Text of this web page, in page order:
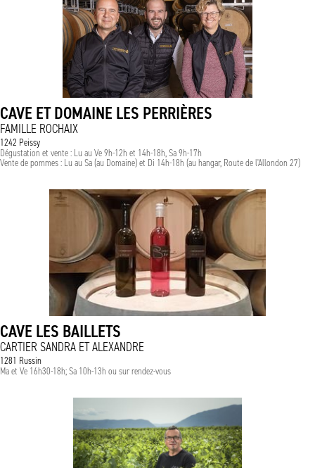
CAVE ET DOMAINE LES PERRIÈRES
FAMILLE ROCHAIX
1242 Peissy
Dégustation et vente : Lu au Ve 9h-12h et 14h-18h, Sa 9h-17h
Vente de pommes : Lu au Sa (au Domaine) et Di 14h-18h (au hangar, Route de l'Allondon 27)
CAVE LES BAILLETS
CARTIER SANDRA ET ALEXANDRE
1281 Russin
Ma et Ve 16h30-18h; Sa 10h-13h ou sur rendez-vous